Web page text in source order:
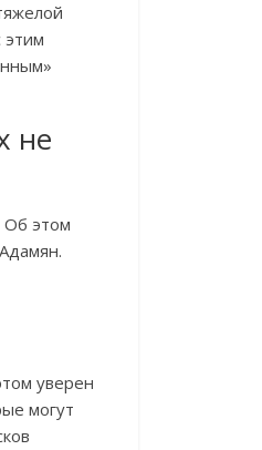
этим
не
Об этом
уверен
могут